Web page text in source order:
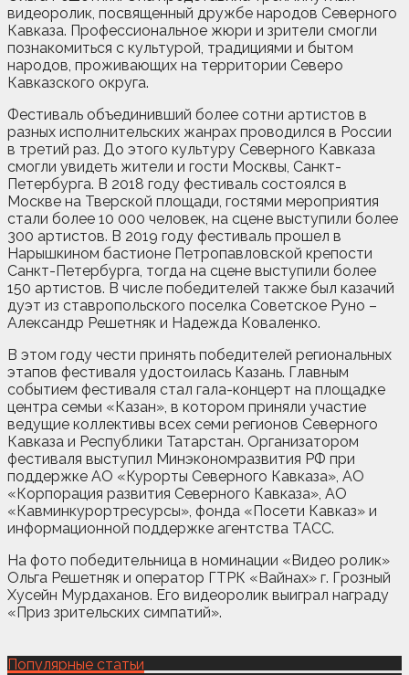
видеоролик, посвященный дружбе народов Северного
Кавказа. Профессиональное жюри и зрители смогли
познакомиться с культурой, традициями и бытом
народов, проживающих на территории Северо
Кавказского округа.
Фестиваль объединивший более сотни артистов в
разных исполнительских жанрах проводился в России
в третий раз. До этого культуру Северного Кавказа
смогли увидеть жители и гости Москвы, Санкт-
Петербурга. В 2018 году фестиваль состоялся в
Москве на Тверской площади, гостями мероприятия
стали более 10 000 человек, на сцене выступили более
300 артистов. В 2019 году фестиваль прошел в
Нарышкином бастионе Петропавловской крепости
Санкт-Петербурга, тогда на сцене выступили более
150 артистов. В числе победителей также был казачий
дуэт из ставропольского поселка Советское Руно –
Александр Решетняк и Надежда Коваленко.
В этом году чести принять победителей региональных
этапов фестиваля удостоилась Казань. Главным
событием фестиваля стал гала-концерт на площадке
центра семьи «Казан», в котором приняли участие
ведущие коллективы всех семи регионов Северного
Кавказа и Республики Татарстан. Организатором
фестиваля выступил Минэкономразвития РФ при
поддержке АО «Курорты Северного Кавказа», АО
«Корпорация развития Северного Кавказа», АО
«Кавминкурортресурсы», фонда «Посети Кавказ» и
информационной поддержке агентства ТАСС.
На фото победительница в номинации «Видео ролик»
Ольга Решетняк и оператор ГТРК «Вайнах» г. Грозный
Хусейн Мурдаханов. Его видеоролик выиграл награду
«Приз зрительских симпатий».
Популярные статьи